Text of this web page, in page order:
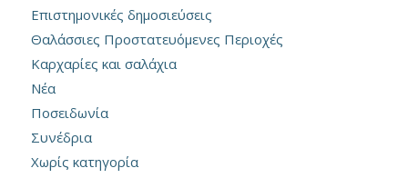
Επιστημονικές δημοσιεύσεις
Θαλάσσιες Προστατευόμενες Περιοχές
Καρχαρίες και σαλάχια
Νέα
Ποσειδωνία
Συνέδρια
Χωρίς κατηγορία